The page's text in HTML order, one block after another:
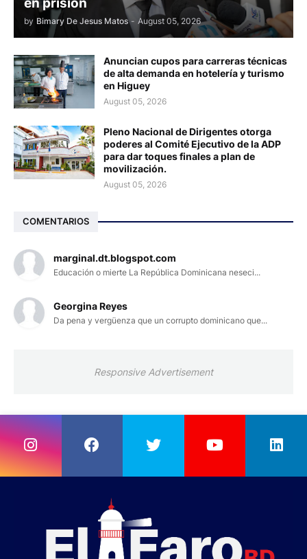
by Bimary De Jesus Matos - August 05, 2026
Anuncian cupos para carreras técnicas
de alta demanda en hotelería y turismo
en Higuey
August 05, 2026
Pleno Nacional de Dirigentes otorga
poderes al Comité Ejecutivo de la ADP
para dar toques finales a plan de
movilización.
August 05, 2026
COMENTARIOS
marginal.dt.blogspot.com
Educación o mierte La República Dominicana neseci...
Georgina Reyes
Da pena y vergüenza que un corrupto dominicano que...
Responsive Advertisement